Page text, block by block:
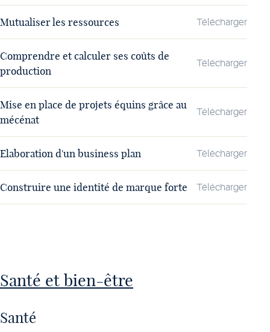
Mutualiser les ressources Télécharger
Comprendre et calculer ses coûts de
production
Télécharger
Mise en place de projets équins grâce au
mécénat
Télécharger
Elaboration d'un business plan Télécharger
Construire une identité de marque forte Télécharger
Santé et bien-être
Santé